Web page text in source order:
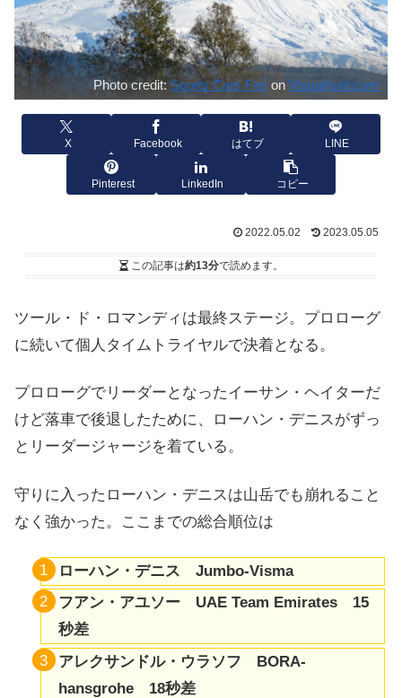
Photo credit:Sports Cars Fanon Visualhunt.com
X Facebook はてブ LINE
Pinterest LinkedIn コピー
2022.05.02 2023.05.05
この記事は約13分で読めます。
ツール・ド・ロマンディは最終ステージ。プロローグ
に続いて個人タイムトライヤルで決着となる。
プロローグでリーダーとなったイーサン・ヘイターだ
けど落車で後退したために、ローハン・デニスがずっ
とリーダージャージを着ている。
守りに入ったローハン・デニスは山岳でも崩れること
なく強かった。ここまでの総合順位は
ローハン・デニス Jumbo-Visma
フアン・アユソー UAE Team Emirates 15
秒差
アレクサンドル・ウラソフ BORA-
hansgrohe 18秒差